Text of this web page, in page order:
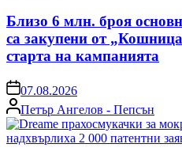
Близо 6 млн. броя
са закупени от
старта на кампанията
on07.08.2026
Posted
by
Петър Ангелов - Пепсън